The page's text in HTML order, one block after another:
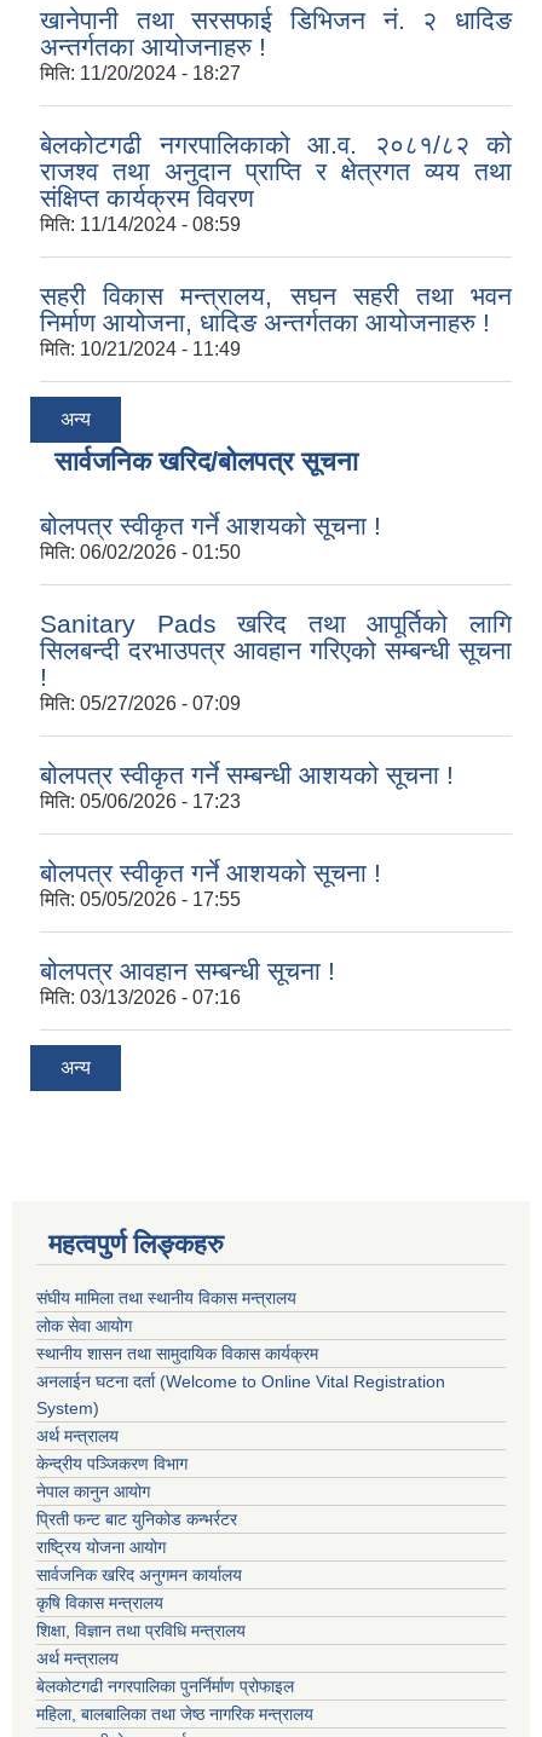
खानेपानी तथा सरसफाई डिभिजन नं. २ धादिङ
अन्तर्गतका आयोजनाहरु !
मिति: 11/20/2024 - 18:27
बेलकोटगढी नगरपालिकाको आ.व. २०८१/८२ को
राजश्व तथा अनुदान प्राप्ति र क्षेत्रगत व्यय तथा
संक्षिप्त कार्यक्रम विवरण
मिति: 11/14/2024 - 08:59
सहरी विकास मन्त्रालय, सघन सहरी तथा भवन
निर्माण आयोजना, धादिङ अन्तर्गतका आयोजनाहरु !
मिति: 10/21/2024 - 11:49
अन्य
सार्वजनिक खरिद/बोलपत्र सूचना
बोलपत्र स्वीकृत गर्ने आशयको सूचना !
मिति: 06/02/2026 - 01:50
Sanitary Pads खरिद तथा आपूर्तिको लागि
सिलबन्दी दरभाउपत्र आवहान गरिएको सम्बन्धी सूचना
!
मिति: 05/27/2026 - 07:09
बोलपत्र स्वीकृत गर्ने सम्बन्धी आशयको सूचना !
मिति: 05/06/2026 - 17:23
बोलपत्र स्वीकृत गर्ने आशयको सूचना !
मिति: 05/05/2026 - 17:55
बोलपत्र आवहान सम्बन्धी सूचना !
मिति: 03/13/2026 - 07:16
अन्य
महत्वपुर्ण लिङ्कहरु
संघीय मामिला तथा स्थानीय विकास मन्त्रालय
लोक सेवा आयोग
स्थानीय शासन तथा सामुदायिक विकास कार्यक्रम
अनलाईन घटना दर्ता (Welcome to Online Vital Registration
System)
अर्थ मन्त्रालय
केन्द्रीय पञ्जिकरण विभाग
नेपाल कानुन आयोग
प्रिती फन्ट बाट युनिकोड कन्भर्रटर
राष्ट्रिय योजना आयोग
सार्वजनिक खरिद अनुगमन कार्यालय
कृषि विकास मन्त्रालय
शिक्षा, विज्ञान तथा प्रविधि मन्त्रालय
अर्थ मन्त्रालय
बेलकोटगढी नगरपालिका पुनर्निर्माण प्रोफाइल
महिला, बालबालिका तथा जेष्ठ नागरिक मन्त्रालय